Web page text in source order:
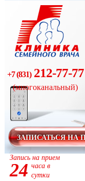
ЗАПИСАТЬСЯ НА
+7 (831)212-77-77
(многоканальный)
Запись на прием
24 часа в
сутки